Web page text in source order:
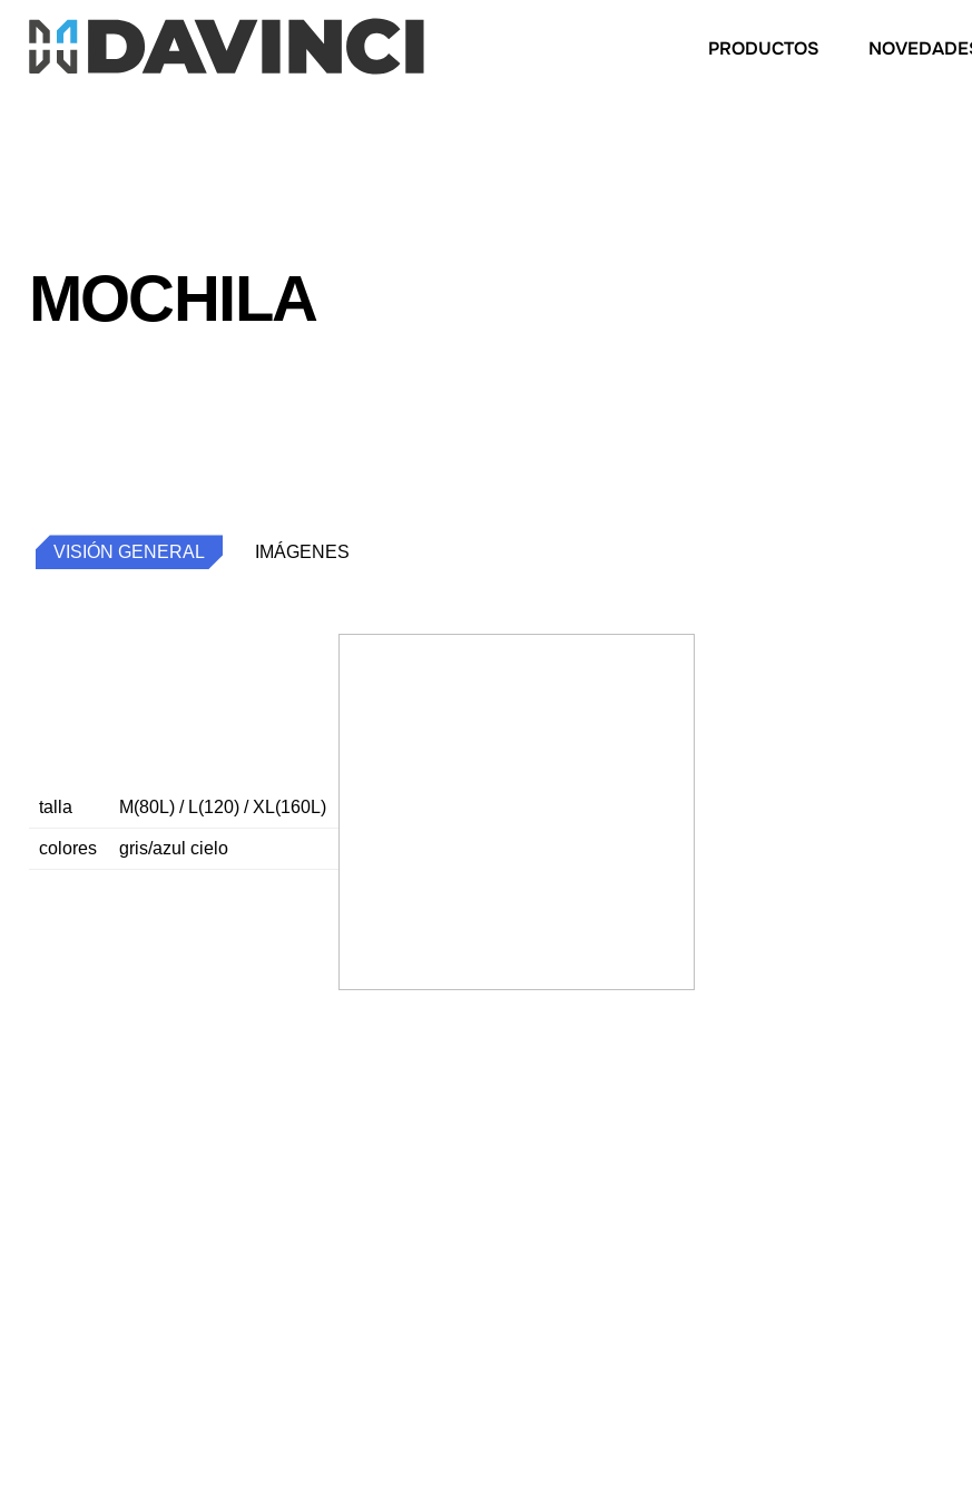
PRODUCTOS
MOCHILA
VISIÓN GENERAL IMÁGENES
talla M(80L) / L(120) / XL(160L)
colores gris/azul cielo